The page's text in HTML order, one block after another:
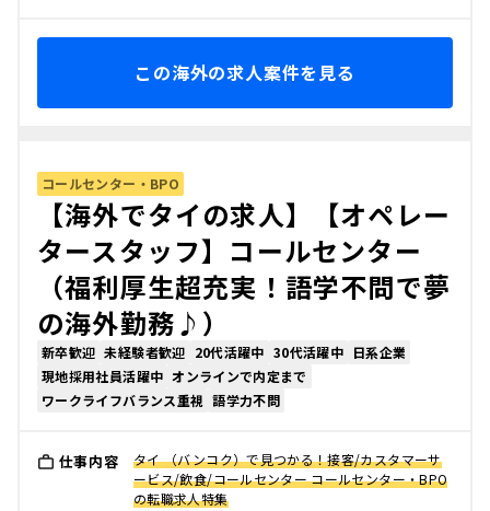
この海外の求人案件を見る
コールセンター・BPO
【海外でタイの求人】【オペレー
タースタッフ】コールセンター
（福利厚生超充実！語学不問で夢
の海外勤務♪）
新卒歓迎 未経験者歓迎 20代活躍中 30代活躍中 日系企業
現地採用社員活躍中 オンラインで内定まで
ワークライフバランス重視 語学力不問
仕事内容
タイ （バンコク）で見つかる！接客/カスタマーサ
ービス/飲食/コールセンター コールセンター・BPO
の転職求人特集